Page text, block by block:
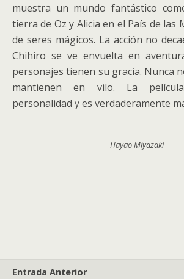
muestra un mundo fantástico
tierra de Oz y Alicia en el País de las
de seres mágicos. La acción no
Chihiro se ve envuelta en
personajes tienen su gracia. Nunca
mantienen en vilo. La
personalidad y es verdaderamente
Hayao Miyazaki
Entrada Anterior